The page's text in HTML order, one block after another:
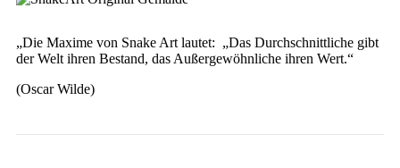
„Die Maxime von Snake Art lautet: „Das Durchschnittliche gibt
der Welt ihren Bestand, das Außergewöhnliche ihren Wert.“
(Oscar Wilde)